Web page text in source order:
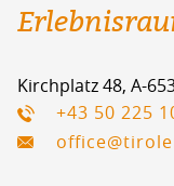
Kirchplatz 48, A-
+43 50 225